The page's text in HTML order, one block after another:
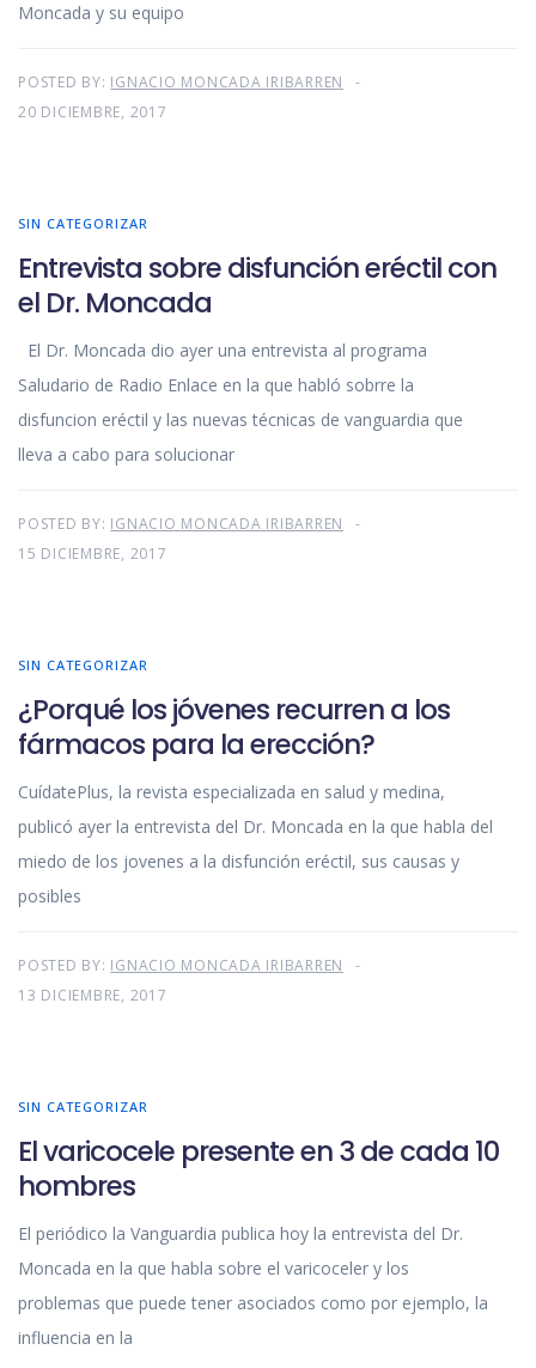
Moncada y su equipo
POSTED BY: IGNACIO MONCADA IRIBARREN
20 DICIEMBRE, 2017
SIN CATEGORIZAR
Entrevista sobre disfunción eréctil con
el Dr. Moncada
El Dr. Moncada dio ayer una entrevista al programa
Saludario de Radio Enlace en la que habló sobrre la
disfuncion eréctil y las nuevas técnicas de vanguardia que
lleva a cabo para solucionar
POSTED BY: IGNACIO MONCADA IRIBARREN
15 DICIEMBRE, 2017
SIN CATEGORIZAR
¿Porqué los jóvenes recurren a los
fármacos para la erección?
CuídatePlus, la revista especializada en salud y medina,
publicó ayer la entrevista del Dr. Moncada en la que habla del
miedo de los jovenes a la disfunción eréctil, sus causas y
posibles
POSTED BY: IGNACIO MONCADA IRIBARREN
13 DICIEMBRE, 2017
SIN CATEGORIZAR
El varicocele presente en 3 de cada 10
hombres
El periódico la Vanguardia publica hoy la entrevista del Dr.
Moncada en la que habla sobre el varicoceler y los
problemas que puede tener asociados como por ejemplo, la
influencia en la